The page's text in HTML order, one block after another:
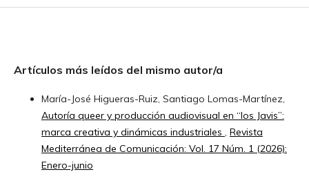
Artículos más leídos del mismo autor/a
María-José Higueras-Ruiz, Santiago Lomas-Martínez,
Autoría queer y producción audiovisual en “los Javis”:
marca creativa y dinámicas industriales , Revista
Mediterránea de Comunicación: Vol. 17 Núm. 1 (2026):
Enero-junio